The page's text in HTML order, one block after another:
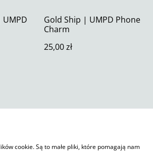
Gold Ship | UMPD Phone
Charm
25,00 zł
cookie. Są to małe pliki, które pomagają nam